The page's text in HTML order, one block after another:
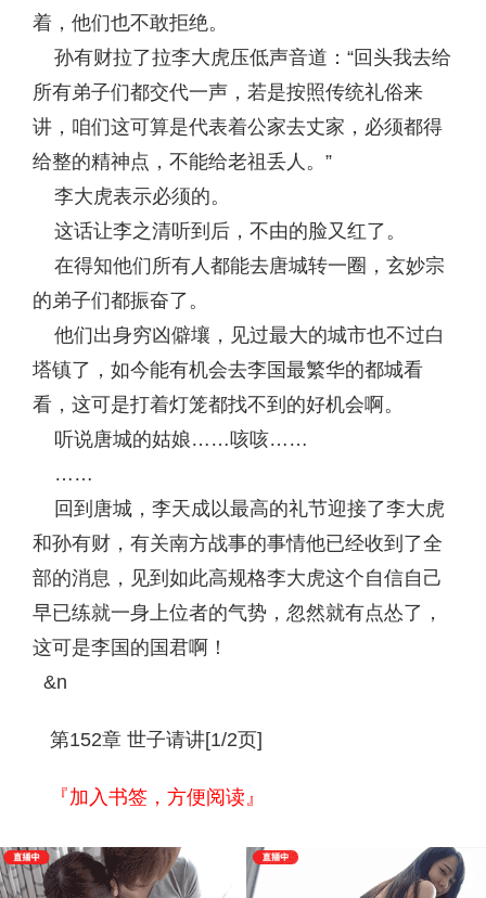
着，他们也不敢拒绝。
孙有财拉了拉李大虎压低声音道：“回头我去给
所有弟子们都交代一声，若是按照传统礼俗来
讲，咱们这可算是代表着公家去丈家，必须都得
给整的精神点，不能给老祖丢人。”
李大虎表示必须的。
这话让李之清听到后，不由的脸又红了。
在得知他们所有人都能去唐城转一圈，玄妙宗
的弟子们都振奋了。
他们出身穷凶僻壤，见过最大的城市也不过白
塔镇了，如今能有机会去李国最繁华的都城看
看，这可是打着灯笼都找不到的好机会啊。
听说唐城的姑娘……咳咳……
……
回到唐城，李天成以最高的礼节迎接了李大虎
和孙有财，有关南方战事的事情他已经收到了全
部的消息，见到如此高规格李大虎这个自信自己
早已练就一身上位者的气势，忽然就有点怂了，
这可是李国的国君啊！
&n
第152章 世子请讲[1/2页]
『加入书签，方便阅读』